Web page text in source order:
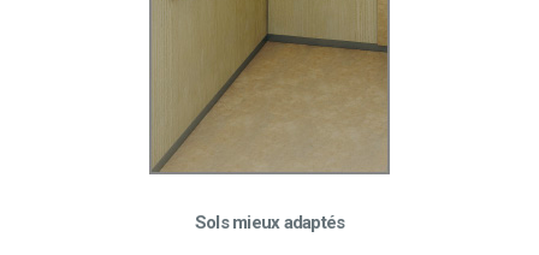
Sols mieux adaptés